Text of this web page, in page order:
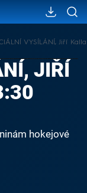
VYSÍLÁNÍ, Jiří
JIŘÍ
hokejové